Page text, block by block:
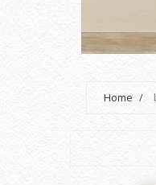
Home /